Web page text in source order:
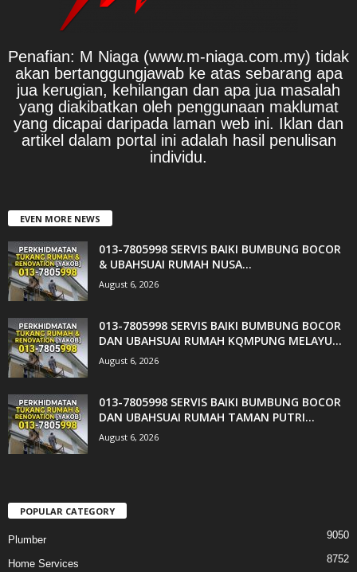
Penafian: M Niaga (www.m-niaga.com.my) tidak
akan bertanggungjawab ke atas sebarang apa
jua kerugian, kehilangan dan apa jua masalah
yang diakibatkan oleh penggunaan maklumat
yang dicapai daripada laman web ini. Iklan dan
artikel dalam portal ini adalah hasil penulisan
individu.
EVEN MORE NEWS
013-7805998 SERVIS BAIKI BUMBUNG BOCOR
& UBAHSUAI RUMAH NUSA...
August 6, 2026
013-7805998 SERVIS BAIKI BUMBUNG BOCOR
DAN UBAHSUAI RUMAH KQMPUNG MELAYU...
August 6, 2026
013-7805998 SERVIS BAIKI BUMBUNG BOCOR
DAN UBAHSUAI RUMAH TAMAN PUTRI...
August 6, 2026
POPULAR CATEGORY
Plumber 9050
Home Services 8752